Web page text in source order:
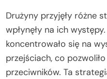
Drużyny przyjęły różne
wpłynęły na ich
koncentrowało się na
przejściach, co
przeciwników. Ta